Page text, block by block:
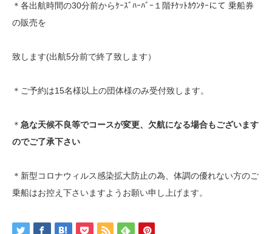
＊各出航時間の30分前からｹｰｽﾞﾊｰﾊﾞｰ１階ﾁｹｯﾄｶｳﾝﾀｰにて 乗船券
の販売を
致します(出航5分前で終了致します）
＊ご予約は15名様以上の団体様のみ受付致します。
＊ 急な天候不良等でコースが変更、欠航になる場合もございます
のでご了承下さい
＊新型コロナウィルス感染拡大防止の為、体調の優れない方のご
乗船はお控え下さいますようお願い申し上げます。